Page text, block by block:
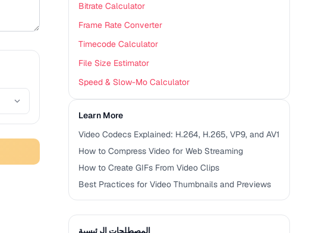
Bitrate Calculator
Frame Rate Converter
Timecode Calculator
File Size Estimator
Speed & Slow-Mo Calculator
Learn More
Video Codecs Explained: H.264, H.265, VP9, and AV1
How to Compress Video for Web Streaming
How to Create GIFs From Video Clips
Best Practices for Video Thumbnails and Previews
المصطلحات الرئيسية